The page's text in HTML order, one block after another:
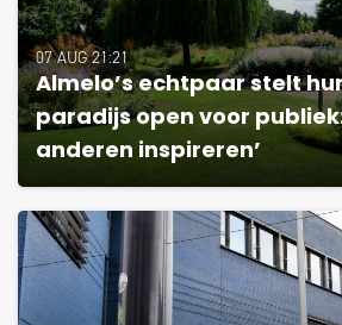
07 AUG 21:21
Almelo’s echtpaar stelt
paradijs open voor
anderen inspireren’